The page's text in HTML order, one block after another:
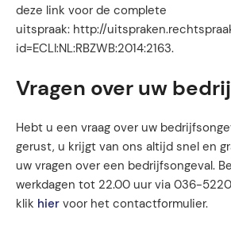
deze link voor de complete
uitspraak: http://
id=ECLI:NL:RBZWB:2014:2163.
Vragen over uw
Hebt u een vraag over uw
gerust, u krijgt van ons altijd snel en
uw vragen over een bedrijfsongeval.
werkdagen tot 22.00 uur via 036-
klik hier voor het contactformulier.